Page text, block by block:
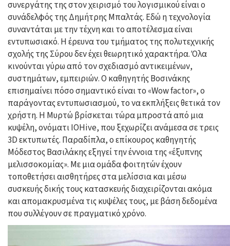
συνεργάτης της στον χειρισμό του λογισμικού είναι ο
συνάδελφός της Δημήτρης Μπαλτάς. Εδώ η τεχνολογία
συναντάται με την τέχνη και το αποτέλεσμα είναι
εντυπωσιακό. Η έρευνα του τμήματος της πολυτεχνικής
σχολής της Σύρου δεν έχει θεωρητικό χαρακτήρα. Όλα
κινούνται γύρω από τον σχεδιασμό αντικειμένων,
συστημάτων, εμπειριών. Ο καθηγητής Βοσινάκης
επισημαίνει πόσο σημαντικό είναι το «Wow factor», ο
παράγοντας εντυπωσιασμού, το να εκπλήξεις θετικά τον
χρήστη. Η Μυρτώ βρίσκεται τώρα μπροστά από μια
κυψέλη, ονόματι IOHive, που ξεχωρίζει ανάμεσα σε τρεις
3D εκτυπωτές. Παραδίπλα, ο επίκουρος καθηγητής
Μόδεστος Βασιλάκης εξηγεί την έννοια της «έξυπνης
μελισσοκομίας». Με μια ομάδα φοιτητών έχουν
τοποθετήσει αισθητήρες στα μελίσσια και μέσω
συσκευής δικής τους κατασκευής διαχειρίζονται ακόμα
και απομακρυσμένα τις κυψέλες τους, με βάση δεδομένα
που συλλέγουν σε πραγματικό χρόνο.